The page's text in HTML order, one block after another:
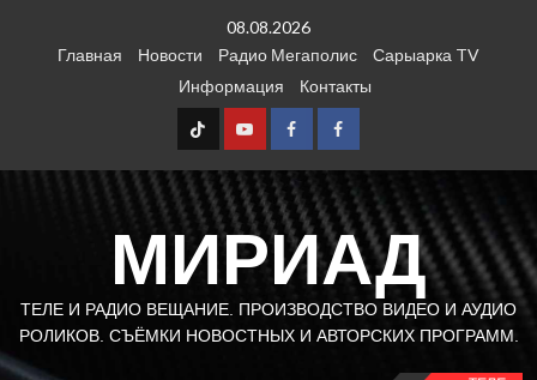
08.08.2026
Главная
Новости Радио Мегаполис
Сарыарка TV
Информация
Контакты
TT Youtube
FB1 FB2
МИРИАД
ТЕЛЕ И РАДИО ВЕЩАНИЕ. ПРОИЗВОДСТВО ВИДЕО И АУДИО
РОЛИКОВ. СЪЁМКИ НОВОСТНЫХ И АВТОРСКИХ ПРОГРАММ.